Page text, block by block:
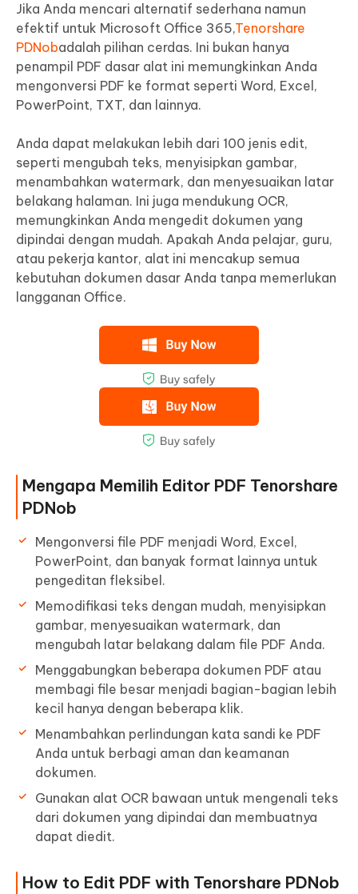
Jika Anda mencari alternatif sederhana namun
efektif untuk Microsoft Office 365,Tenorshare
PDNobadalah pilihan cerdas. Ini bukan hanya
penampil PDF dasar alat ini memungkinkan Anda
mengonversi PDF ke format seperti Word, Excel,
PowerPoint, TXT, dan lainnya.
Anda dapat melakukan lebih dari 100 jenis edit,
seperti mengubah teks, menyisipkan gambar,
menambahkan watermark, dan menyesuaikan latar
belakang halaman. Ini juga mendukung OCR,
memungkinkan Anda mengedit dokumen yang
dipindai dengan mudah. Apakah Anda pelajar, guru,
atau pekerja kantor, alat ini mencakup semua
kebutuhan dokumen dasar Anda tanpa memerlukan
langganan Office.
Mengapa Memilih Editor PDF Tenorshare
PDNob
Mengonversi file PDF menjadi Word, Excel,
PowerPoint, dan banyak format lainnya untuk
pengeditan fleksibel.
Memodifikasi teks dengan mudah, menyisipkan
gambar, menyesuaikan watermark, dan
mengubah latar belakang dalam file PDF Anda.
Menggabungkan beberapa dokumen PDF atau
membagi file besar menjadi bagian-bagian lebih
kecil hanya dengan beberapa klik.
Menambahkan perlindungan kata sandi ke PDF
Anda untuk berbagi aman dan keamanan
dokumen.
Gunakan alat OCR bawaan untuk mengenali teks
dari dokumen yang dipindai dan membuatnya
dapat diedit.
How to Edit PDF with Tenorshare PDNob